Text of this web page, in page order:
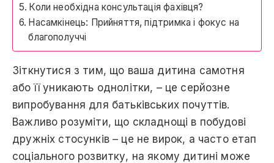
Коли необхідна консультація фахівця?
Насамкінець: Прийняття, підтримка і фокус на
благополуччі
Зіткнутися з тим, що ваша дитина самотня
або її уникають однолітки, – це серйозне
випробування для батьківських почуттів.
Важливо розуміти, що складнощі в побудові
дружніх стосунків – це не вирок, а часто етап
соціального розвитку, на якому дитині може